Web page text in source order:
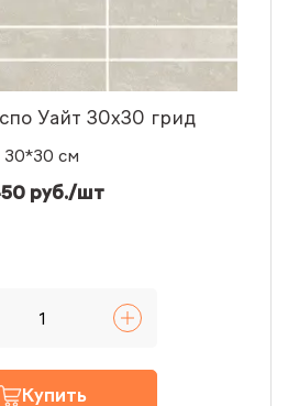
Уайт 30x30 грид
30*30 см
руб./шт
Купить